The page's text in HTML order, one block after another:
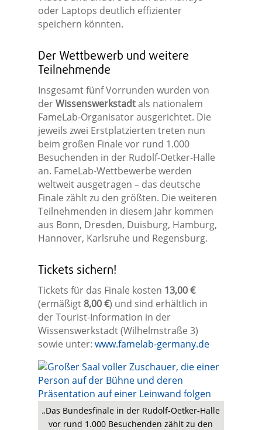
oder Laptops deutlich effizienter
speichern könnten.
Der Wettbewerb und weitere
Teilnehmende
Insgesamt fünf Vorrunden wurden von
derWissenswerkstadtals nationalem
FameLab-Organisator ausgerichtet. Die
jeweils zwei Erstplatzierten treten nun
beim großen Finale vor rund 1.000
Besuchenden in der Rudolf-Oetker-Halle
an. FameLab-Wettbewerbe werden
weltweit ausgetragen – das deutsche
Finale zählt zu den größten. Die weiteren
Teilnehmenden in diesem Jahr kommen
aus Bonn, Dresden, Duisburg, Hamburg,
Hannover, Karlsruhe und Regensburg.
Tickets sichern!
Tickets für das Finale kosten 13,00 €
(ermäßigt8,00 €) und sind erhältlich in
der Tourist-Information in der
Wissenswerkstadt (Wilhelmstraße 3)
sowie unter: www.famelab-germany.de
„Das Bundesfinale in der Rudolf-Oetker-Halle
vor rund 1.000 Besuchenden zählt zu den